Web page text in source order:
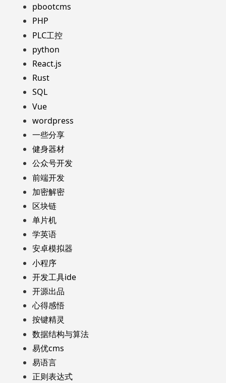
pbootcms
PHP
PLC工控
python
React.js
Rust
SQL
Vue
wordpress
一些分享
健身器材
公众号开发
前端开发
加密解密
区块链
单片机
学英语
安卓模拟器
小程序
开发工具ide
开源出品
心得感悟
按键精灵
数据结构与算法
易优cms
易语言
正则表达式